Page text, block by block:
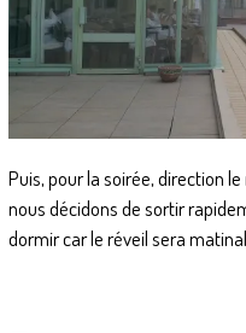
Puis, pour la soirée, direction
nous décidons de sortir
dormir car le réveil sera matinal…